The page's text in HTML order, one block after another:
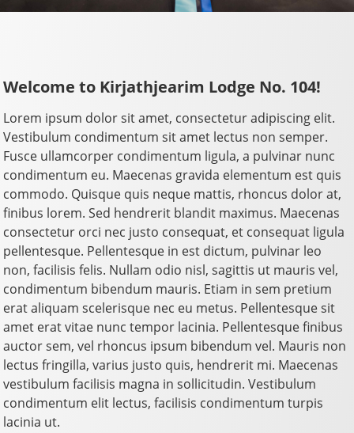
Welcome to Kirjathjearim Lodge No. 104!
Lorem ipsum dolor sit amet, consectetur adipiscing elit.
Vestibulum condimentum sit amet lectus non semper.
Fusce ullamcorper condimentum ligula, a pulvinar nunc
condimentum eu. Maecenas gravida elementum est quis
commodo. Quisque quis neque mattis, rhoncus dolor at,
finibus lorem. Sed hendrerit blandit maximus. Maecenas
consectetur orci nec justo consequat, et consequat ligula
pellentesque. Pellentesque in est dictum, pulvinar leo
non, facilisis felis. Nullam odio nisl, sagittis ut mauris vel,
condimentum bibendum mauris. Etiam in sem pretium
erat aliquam scelerisque nec eu metus. Pellentesque sit
amet erat vitae nunc tempor lacinia. Pellentesque finibus
auctor sem, vel rhoncus ipsum bibendum vel. Mauris non
lectus fringilla, varius justo quis, hendrerit mi. Maecenas
vestibulum facilisis magna in sollicitudin. Vestibulum
condimentum elit lectus, facilisis condimentum turpis
lacinia ut.